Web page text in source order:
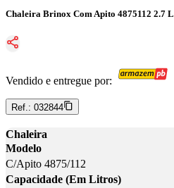
Chaleira Brinox Com Apito 4875112 2.7
Vendido e entregue por:
Ref.: 032844
Chaleira
Modelo
C/Apito 4875/112
Capacidade (Em Litros)